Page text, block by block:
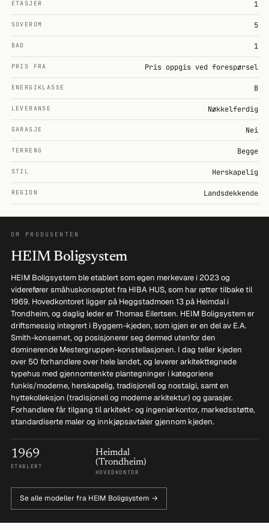
ETASJER 1
SOVEROM 5
BAD 1
PRIS FRA Pris oppgis ved forespørsel
ENERGIKLASSE B
LEVERANSE Nøkkelferdig
GARASJE Nei
TERRENG Begge
STIL Herskapelig
REGION Landsdekkende
OM PRODUSENTEN
HEIM Boligsystem
HEIM Boligsystem ble etablert som egen merkevare i 2023 og
viderefører småhuskonseptet fra HIBA HUS, som har røtter tilbake til
1969. Hovedkontoret ligger på Heggstadmoen 13 på Heimdal i
Trondheim, og daglig leder er Thomas Eilertsen. HEIM Boligsystem er
driftsmessig integrert i Byggern-kjeden, som igjen er en del av E.A.
Smith-konsernet, og posisjonerer seg dermed utenfor den
dominerende Mestergruppen-konstellasjonen. I dag teller kjeden
over 50 forhandlere over hele landet, og leverer arkitekttegnede
typehus med gjennomtenkte plantegninger i kategoriene
funkis/moderne, herskapelig, tradisjonell og nostalgi, samt en
hyttekolleksjon (tradisjonell og moderne arkitektur) og garasjer.
Forhandlere får tilgang til arkitekt- og ingeniørkontor, markedsstøtte,
standardiserte maler og innkjøpsavtaler gjennom kjeden.
1969
ETABLERT
Heimdal
(Trondheim)
HOVEDKONTOR
Se alle modeller fra HEIM Boligsystem →